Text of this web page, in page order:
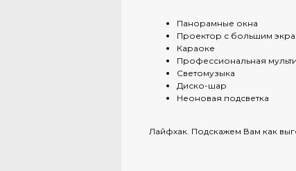
Панорамные окна
Проектор с большим
Караоке
Профессиональная
Светомузыка
Диско-шар
Неоновая подсветка
Лайфхак. Подскажем Вам как